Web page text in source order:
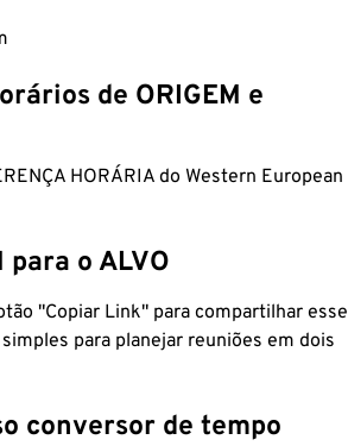
de ORIGEM e
HORÁRIA do Western European
o ALVO
"Copiar Link" para compartilhar esse
para planejar reuniões em dois
conversor de tempo